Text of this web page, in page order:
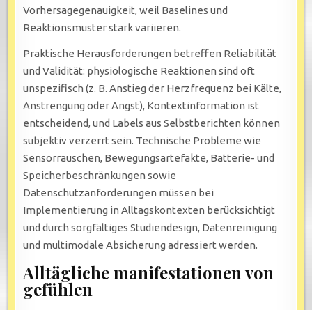
Vorhersagegenauigkeit, weil Baselines und
Reaktionsmuster stark variieren.
Praktische Herausforderungen betreffen Reliabilität
und Validität: physiologische Reaktionen sind oft
unspezifisch (z. B. Anstieg der Herzfrequenz bei Kälte,
Anstrengung oder Angst), Kontextinformation ist
entscheidend, und Labels aus Selbstberichten können
subjektiv verzerrt sein. Technische Probleme wie
Sensorrauschen, Bewegungsartefakte, Batterie- und
Speicherbeschränkungen sowie
Datenschutzanforderungen müssen bei
Implementierung in Alltagskontexten berücksichtigt
und durch sorgfältiges Studiendesign, Datenreinigung
und multimodale Absicherung adressiert werden.
Alltägliche manifestationen von
gefühlen